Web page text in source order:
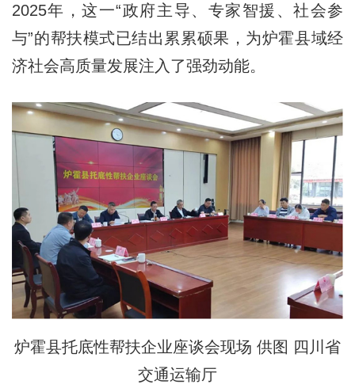
2025年，这一“政府主导、专家智援、社会参
与”的帮扶模式已结出累累硕果，为炉霍县域经
济社会高质量发展注入了强劲动能。
炉霍县托底性帮扶企业座谈会现场 供图 四川省
交通运输厅